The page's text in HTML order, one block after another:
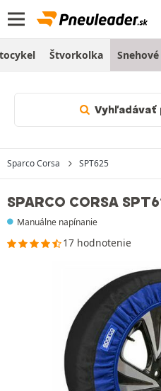
Štvorkolka
Vyhľadávať
Sparco Corsa SPT625
SPARCO CORSA
Manuálne napínanie
17 hodnotenie